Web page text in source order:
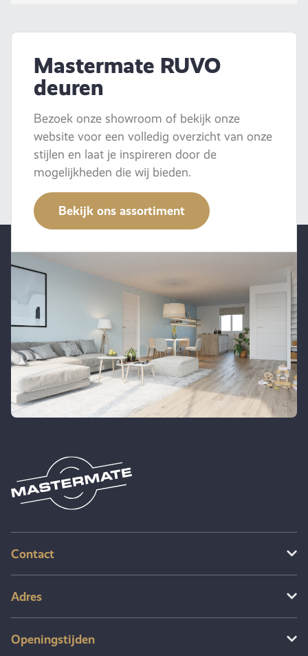
Mastermate RUVO
deuren
Bezoek onze showroom of bekijk onze
website voor een volledig overzicht van onze
stijlen en laat je inspireren door de
mogelijkheden die wij bieden.
Bekijk ons assortiment
Contact
Adres
Openingstijden